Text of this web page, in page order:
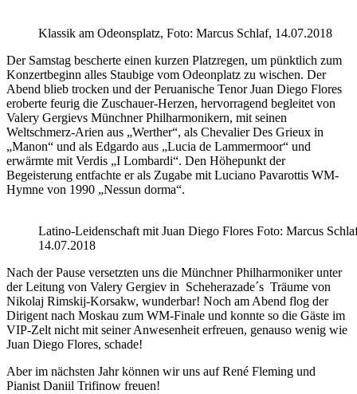
Klassik am Odeonsplatz, Foto: Marcus Schlaf, 14.07.2018
Der Samstag bescherte einen kurzen Platzregen, um pünktlich zum
Konzertbeginn alles Staubige vom Odeonplatz zu wischen. Der
Abend blieb trocken und der Peruanische Tenor Juan Diego Flores
eroberte feurig die Zuschauer-Herzen, hervorragend begleitet von
Valery Gergievs Münchner Philharmonikern, mit seinen
Weltschmerz-Arien aus „Werther“, als Chevalier Des Grieux in
„Manon“ und als Edgardo aus „Lucia de Lammermoor“ und
erwärmte mit Verdis „I Lombardi“. Den Höhepunkt der
Begeisterung entfachte er als Zugabe mit Luciano Pavarottis WM-
Hymne von 1990 „Nessun dorma“.
Latino-Leidenschaft mit Juan Diego Flores Foto: Marcus
14.07.2018
Nach der Pause versetzten uns die Münchner Philharmoniker unter
der Leitung von Valery Gergiev in Scheherazade´s Träume von
Nikolaj Rimskij-Korsakw, wunderbar! Noch am Abend flog der
Dirigent nach Moskau zum WM-Finale und konnte so die Gäste im
VIP-Zelt nicht mit seiner Anwesenheit erfreuen, genauso wenig wie
Juan Diego Flores, schade!
Aber im nächsten Jahr können wir uns auf René Fleming und
Pianist Daniil Trifinow freuen!